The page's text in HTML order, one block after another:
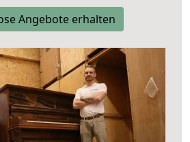
Angebote erhalten